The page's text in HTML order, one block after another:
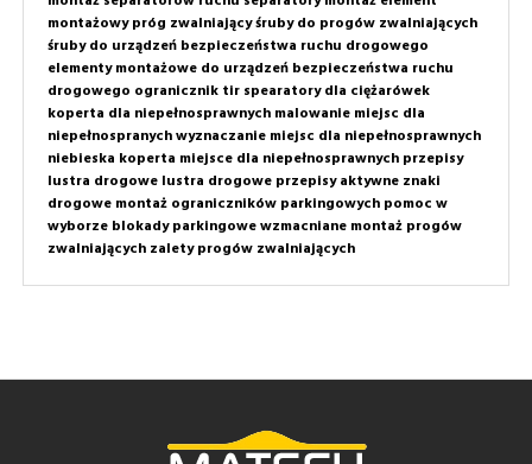
montażowy próg zwalniającyśruby do progów zwalniających
śruby do urządzeń bezpieczeństwa ruchu drogowego
elementy montażowe do urządzeń bezpieczeństwa ruchu
drogowego ogranicznik tir spearatory dla ciężarówek
koperta dla niepełnosprawnych malowanie miejsc dla
niepełnospranychwyznaczanie miejsc dla niepełnosprawnych
niebieska koperta miejsce dla niepełnosprawnych przepisy
lustra drogowe lustra drogowe przepisy aktywne znaki
drogowe montaż ograniczników parkingowych pomoc w
wyborze blokady parkingowe wzmacniane montaż progów
zwalniających zalety progów zwalniających